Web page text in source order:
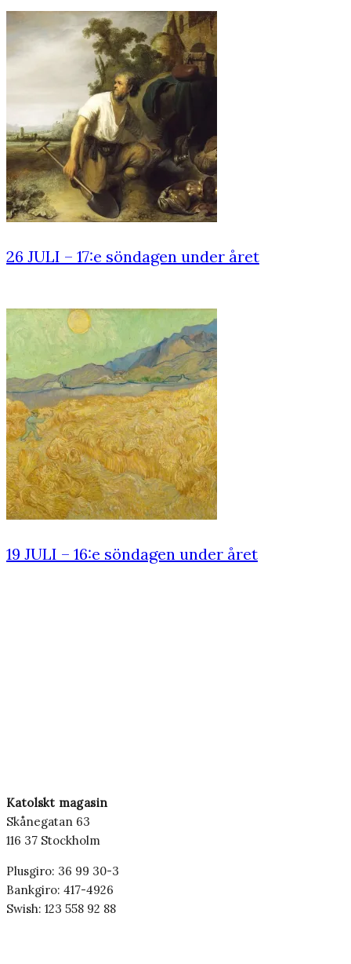
26 JULI – 17:e söndagen under året
19 JULI – 16:e söndagen under året
Katolskt magasin
Skånegatan 63
116 37 Stockholm
Plusgiro: 36 99 30-3
Bankgiro: 417-4926
Swish: 123 558 92 88